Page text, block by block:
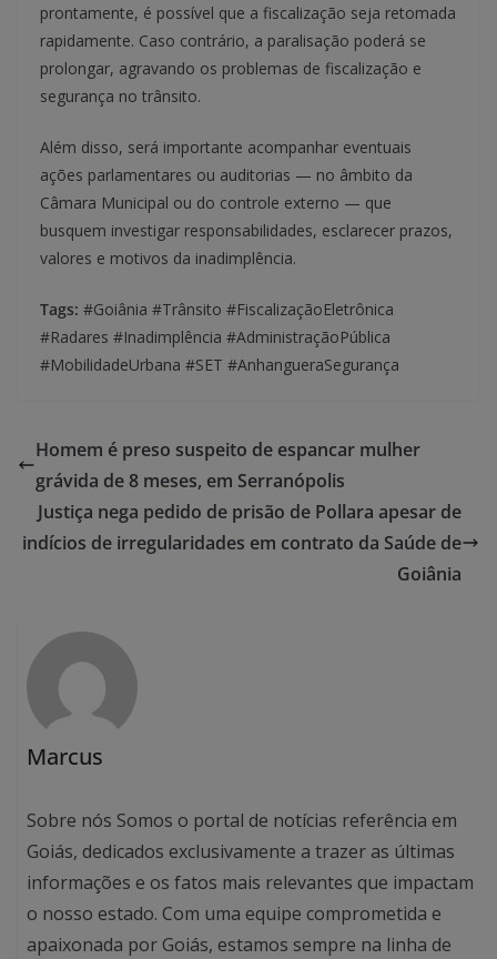
prontamente, é possível que a fiscalização seja retomada
rapidamente. Caso contrário, a paralisação poderá se
prolongar, agravando os problemas de fiscalização e
segurança no trânsito.
Além disso, será importante acompanhar eventuais
ações parlamentares ou auditorias — no âmbito da
Câmara Municipal ou do controle externo — que
busquem investigar responsabilidades, esclarecer prazos,
valores e motivos da inadimplência.
Tags: #Goiânia #Trânsito #FiscalizaçãoEletrônica
#Radares #Inadimplência #AdministraçãoPública
#MobilidadeUrbana #SET #AnhangueraSegurança
Homem é preso suspeito de espancar mulher
grávida de 8 meses, em Serranópolis
Justiça nega pedido de prisão de Pollara apesar de
indícios de irregularidades em contrato da Saúde de
Goiânia
Marcus
Sobre nós Somos o portal de notícias referência em
Goiás, dedicados exclusivamente a trazer as últimas
informações e os fatos mais relevantes que impactam
o nosso estado. Com uma equipe comprometida e
apaixonada por Goiás, estamos sempre na linha de